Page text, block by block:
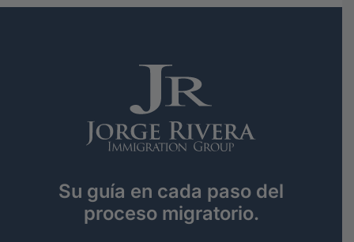
Su guía en cada paso del
proceso migratorio.